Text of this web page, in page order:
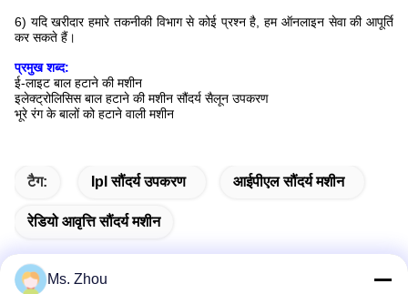
6) यदि खरीदार हमारे तकनीकी विभाग से कोई प्रश्न है, हम ऑनलाइन सेवा की आपूर्ति
कर सकते हैं।
प्रमुख शब्द:
ई-लाइट बाल हटाने की मशीन
इलेक्ट्रोलिसिस बाल हटाने की मशीन सौंदर्य सैलून उपकरण
भूरे रंग के बालों को हटाने वाली मशीन
टैग: Ipl सौंदर्य उपकरण आईपीएल सौंदर्य मशीन
रेडियो आवृत्ति सौंदर्य मशीन
Ms. Zhou